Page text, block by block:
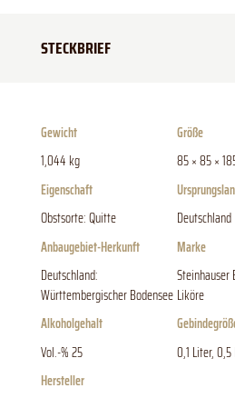
STECKBRIEF
Gewicht
1,044 kg
Größe
85 × 85 ×
Eigenschaft
Obstsorte: Quitte
Deutschland
Anbaugebiet-Herkunft
Deutschland:
Württembergischer Bodensee
Marke
Steinhauser
Liköre
Alkoholgehalt
Vol.-% 25
0,1 Liter,
Hersteller